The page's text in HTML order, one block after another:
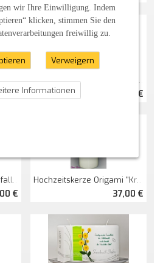
€
Hochzeitskerze "Unendlichkeitszeichen" Viereckig
47,00 €
€
Hochzeitskerze Origami "Kranich"
37,00 €
wir Ihre Einwilligung. Indem
klicken, stimmen Sie den
freiwillig zu.
Verweigern
Informationen